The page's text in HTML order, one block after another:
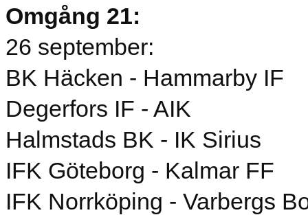
Omgång 21:
26 september:
BK Häcken - Hammarby IF
Degerfors IF - AIK
Halmstads BK - IK Sirius
IFK Göteborg - Kalmar FF
IFK Norrköping - Varbergs